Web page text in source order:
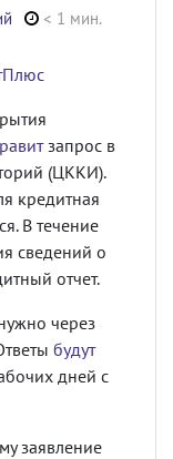
< 1 мин.
запрос в
(ЦККИ).
кредитная
В течение
сведений о
отчет.
через
будут
дней с
заявление